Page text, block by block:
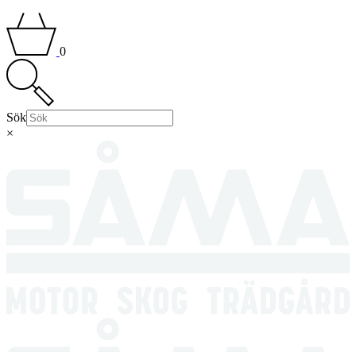
0
Sök
×